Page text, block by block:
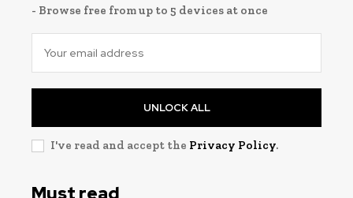
- Browse free from up to 5 devices at once
UNLOCK ALL
I've read and accept the Privacy Policy.